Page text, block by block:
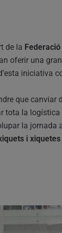
de la
oferir una
iniciativa
que canviar
tota la
la
i